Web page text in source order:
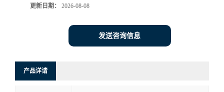
更新日期： 2026-08-08
发送咨询信息
产品详请